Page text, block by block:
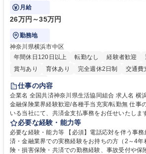
対応や書類発送等を担当します。
月給
26万円～35万円
勤務地
神奈川県横浜市中区
年間休日120日以上
転勤なし 経験者歓迎
賞与あり
育休あり 完全週休2日制 交通費
土日祝休み
仕事の内容
企業名 全国共済神奈川県生活協同組合 求人名 横浜市【共済金支払事務】
金融保険業界経験歓迎/各種手当充実/転勤無 仕事の内容 共済事業を行って
いる当社にて、共済金支払事務をお任せいたしま
付・内容確認・審査・データ入力のほか、加入者
い合わせ電話対応や書類発送等を担当します。 ■共済金請求書類の受付、
内容確認、および共済金支払に関する審査・事務
用システムへのデータ入力、各種必要書類の作成
必要な経験・能力等
必要な経験・能力等 【必須】電話応対を伴う事
済・金融業界での実務経験をお持ちの方（2～4
険・損害保険・共済での勤務経験、事故受付や保